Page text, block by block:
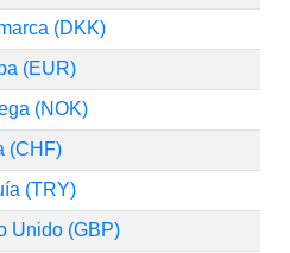
(DKK)
(EUR)
(NOK)
(CHF)
(TRY)
Unido (GBP)